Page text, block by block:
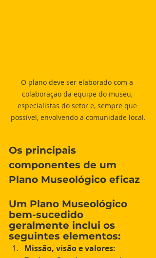
O plano deve ser elaborado com a
colaboração da equipe do museu,
especialistas do setor e, sempre que
possível, envolvendo a comunidade local.
Os principais
componentes de um
Plano Museológico eficaz
Um Plano Museológico
bem-sucedido
geralmente inclui os
seguintes elementos:
Missão, visão e valores: